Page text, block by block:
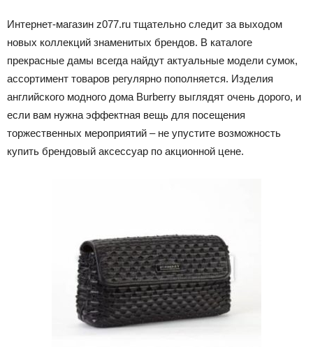
Интернет-магазин z077.ru тщательно следит за выходом
новых коллекций знаменитых брендов. В каталоге
прекрасные дамы всегда найдут актуальные модели сумок,
ассортимент товаров регулярно пополняется. Изделия
английского модного дома Burberry выглядят очень дорого, и
если вам нужна эффектная вещь для посещения
торжественных мероприятий – не упустите возможность
купить брендовый аксессуар по акционной цене.